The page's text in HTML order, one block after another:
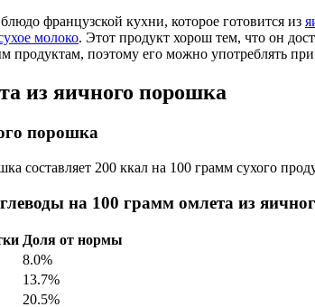
французской кухни, которое готовится из
молоко. Этот продукт хорош тем, что он
продуктам, поэтому его можно употреблять
из яичного порошка
порошка
составляет 200 ккал на 100 грамм сухого
на 100 грамм омлета из
Доля от нормы
8.0%
13.7%
20.5%